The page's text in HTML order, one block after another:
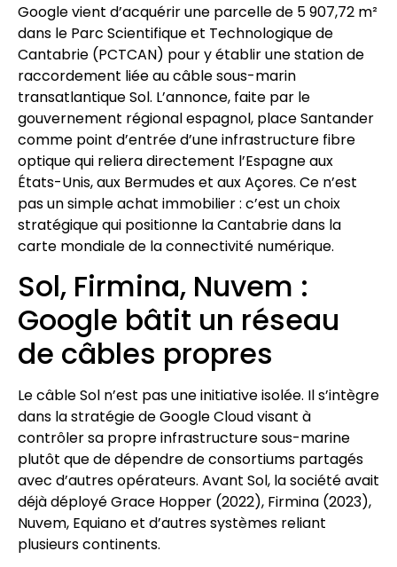
Google vient d’acquérir une parcelle de 5 907,72 m²
dans le Parc Scientifique et Technologique de
Cantabrie (PCTCAN) pour y établir une station de
raccordement liée au câble sous-marin
transatlantique Sol. L’annonce, faite par le
gouvernement régional espagnol, place Santander
comme point d’entrée d’une infrastructure fibre
optique qui reliera directement l’Espagne aux
États-Unis, aux Bermudes et aux Açores. Ce n’est
pas un simple achat immobilier : c’est un choix
stratégique qui positionne la Cantabrie dans la
carte mondiale de la connectivité numérique.
Sol, Firmina, Nuvem :
Google bâtit un réseau
de câbles propres
Le câble Sol n’est pas une initiative isolée. Il s’intègre
dans la stratégie de Google Cloud visant à
contrôler sa propre infrastructure sous-marine
plutôt que de dépendre de consortiums partagés
avec d’autres opérateurs. Avant Sol, la société avait
déjà déployé Grace Hopper (2022), Firmina (2023),
Nuvem, Equiano et d’autres systèmes reliant
plusieurs continents.